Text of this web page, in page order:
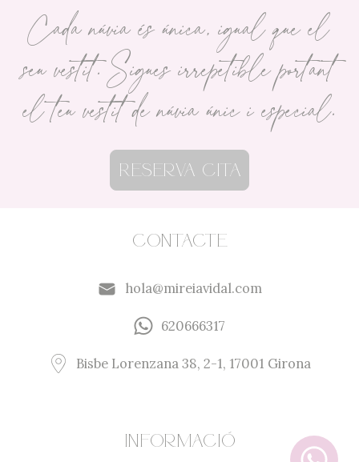
Cada núvia és única, igual que el
seu vestit. Sigues irrepetible portant
el teu vestit de núvia únic i especial.
Reserva cita
Contacte
hola@mireiavidal.com
620666317
Bisbe Lorenzana 38, 2-1, 17001 Girona
Informació